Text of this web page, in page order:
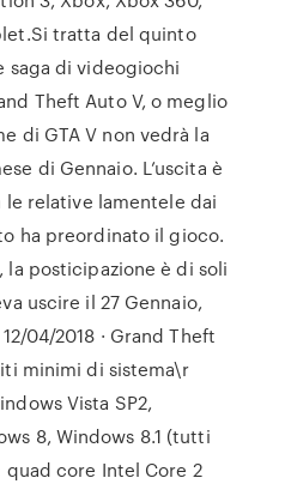
tratta del quinto
di videogiochi
Theft Auto V, o meglio
di GTA V non vedrà la
di Gennaio. L’uscita è
relative lamentele dai
ha preordinato il gioco.
la posticipazione è di soli
uscire il 27 Gennaio,
04/2018 · Grand Theft
minimi di sistema\r
Vista SP2,
8, Windows 8.1 (tutti
core Intel Core 2